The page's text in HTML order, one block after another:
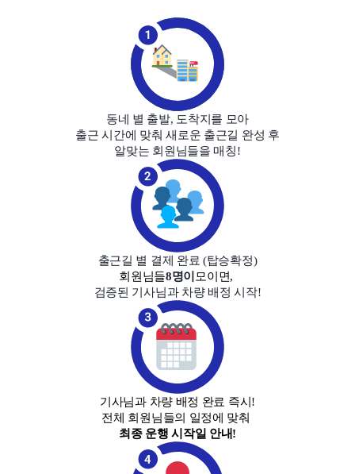
동네 별 출발, 도착지를 모아
출근 시간에 맞춰 새로운 출근길 완성 후
알맞는 회원님들을 매칭!
출근길 별 결제 완료(탑승확정)
회원님들8명이 모이면,
검증된 기사님과 차량 배정 시작!
기사님과 차량 배정 완료 즉시!
전체 회원님들의 일정에 맞춰
최종 운행 시작일 안내!